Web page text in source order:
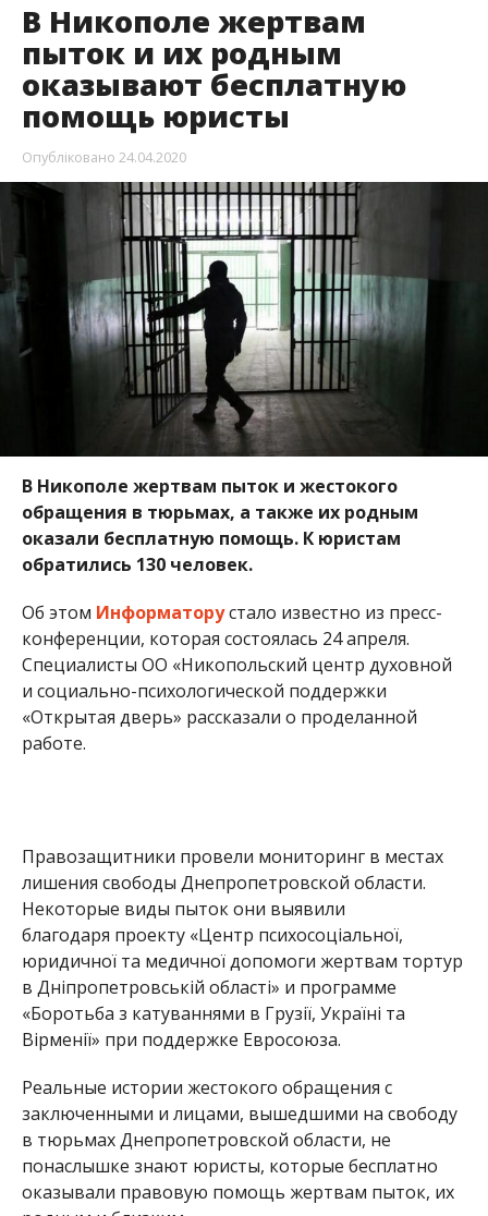
В Никополе жертвам
пыток и их родным
оказывают бесплатную
помощь юристы
Опубліковано 24.04.2020
В Никополе жертвам пыток и жестокого
обращения в тюрьмах, а также их родным
оказали бесплатную помощь. К юристам
обратились 130 человек.
Об этом Информаторустало известно из пресс-
конференции, которая состоялась 24 апреля.
Специалисты ОО «Никопольский центр духовной
и социально-психологической поддержки
«Открытая дверь» рассказали о проделанной
работе.
Правозащитники провели мониторинг в местах
лишения свободы Днепропетровской области.
Некоторые виды пыток они выявили
благодаря проекту «Центр психосоціальної,
юридичної та медичної допомоги жертвам тортур
в Дніпропетровській області» и программе
«Боротьба з катуваннями в Грузії, Україні та
Вірменії» при поддержке Евросоюза.
Реальные истории жестокого обращения с
заключенными и лицами, вышедшими на свободу
в тюрьмах Днепропетровской области, не
понаслышке знают юристы, которые бесплатно
оказывали правовую помощь жертвам пыток, их